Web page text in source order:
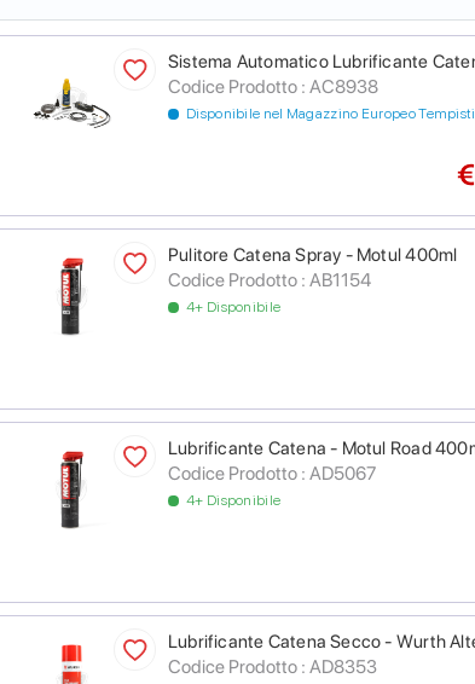
Sistema Automatico Lubrificante
Codice Prodotto : AC8938
Disponibile nel Magazzino Europeo
Pulitore Catena Spray - Motul 400ml
Codice Prodotto : AB1154
4+ Disponibile
Lubrificante Catena - Motul Road
Codice Prodotto : AD5067
4+ Disponibile
Lubrificante Catena Secco - Wurth
Codice Prodotto : AD8353